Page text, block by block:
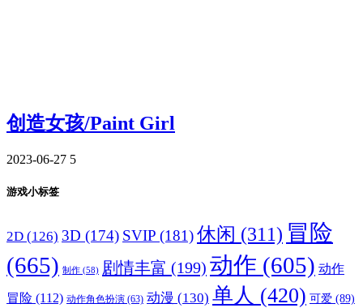
创造女孩/Paint Girl
2023-06-27 5
游戏小标签
2D (126) 3D (174) SVIP (181)休闲 (311) 冒险
(665) 制作 (58) 剧情丰富 (199) 动作 (605) 动作
冒险 (112) 动作角色扮演 (63) 动漫 (130) 单人 (420) 可爱 (89)